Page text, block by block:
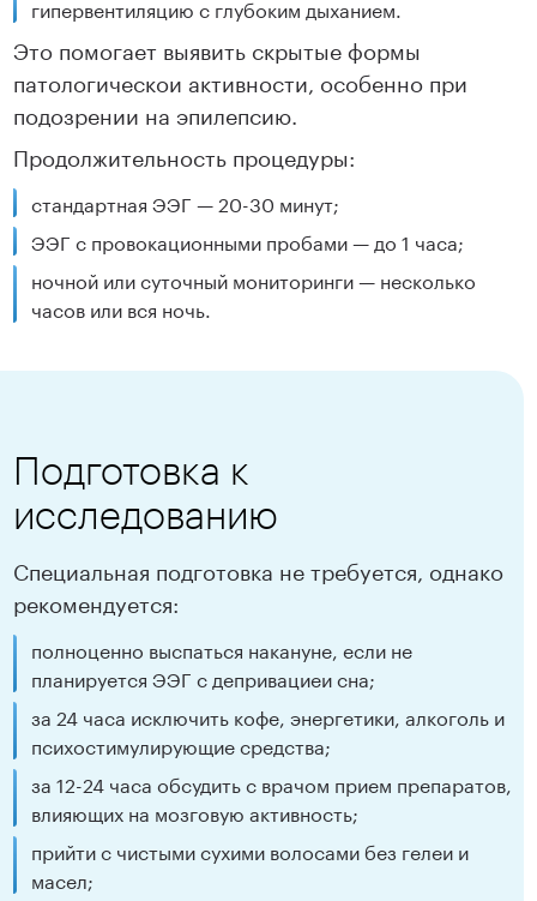
гипервентиляцию с глубоким дыханием.
Это помогает выявить скрытые формы
патологическои активности, особенно при
подозрении на эпилепсию.
Продолжительность процедуры:
стандартная ЭЭГ — 20-30 минут;
ЭЭГ с провокационными пробами — до 1 часа;
ночной или суточный мониторинги — несколько
часов или вся ночь.
Подготовка к
исследованию
Специальная подготовка не требуется, однако
рекомендуется:
полноценно выспаться накануне, если не
планируется ЭЭГ с депривациеи сна;
за 24 часа исключить кофе, энергетики, алкоголь и
психостимулирующие средства;
за 12-24 часа обсудить с врачом прием препаратов,
влияющих на мозговую активность;
прийти с чистыми сухими волосами без гелеи и
масел;